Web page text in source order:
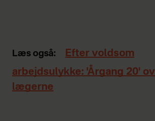
Læs også:
Efter voldsom
arbejdsulykke: 'Årgang 20'
lægerne